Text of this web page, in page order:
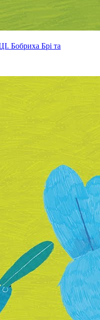
Бобриха Брі та